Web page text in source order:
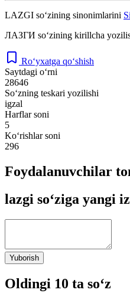
LAZGI so‘zining sinonimlarini
ЛАЗГИ so‘zining kirillcha
Ro‘yxatga qo‘shish
Saytdagi o‘rni
28646
So‘zning teskari yozilishi
igzal
Harflar soni
5
Ko‘rishlar soni
296
Foydalanuvchilar
lazgi so‘ziga yangi
Yuborish
Oldingi 10 ta so‘z